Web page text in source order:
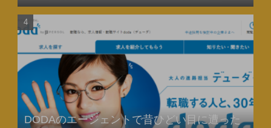
DODAのエージェントで昔ひどい目に遭った